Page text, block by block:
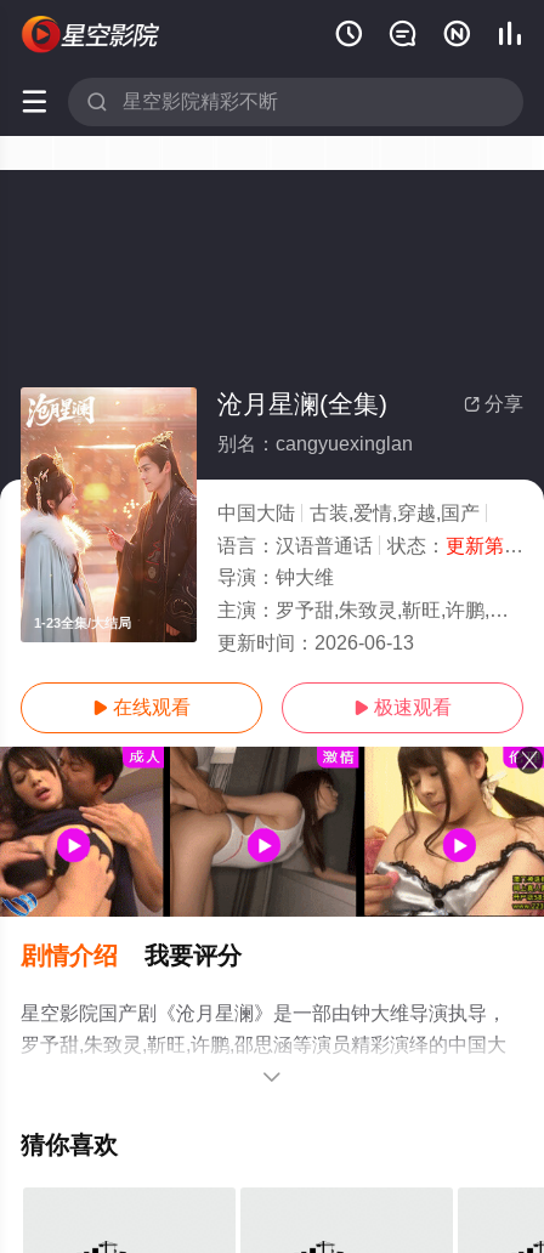
   
 
1-23全集/大结局
 分享
沧月星澜(全集)
别名：cangyuexinglan
中国大陆 古装,爱情,穿越,国产
语言： 汉语普通话 状态： 更新第23集
导演： 钟大维
主演： 罗予甜,朱致灵,靳旺,许鹏,邵思涵
更新时间： 2026-06-13
 在线观看  极速观看
剧情介绍 我要评分
星空影院国产剧《沧月星澜》是一部由钟大维导演执导，
罗予甜,朱致灵,靳旺,许鹏,邵思涵等演员精彩演绎的中国大
陆电视剧，大结局剧情已揭晓（1-23全集），免费观看高
提前免费观看，更多剧情信息可移步至豆瓣电视剧、电视

猜你喜欢